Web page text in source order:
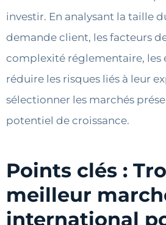
investir. En analysant la taille
demande client, les facteurs
complexité réglementaire, les
réduire les risques liés à leur
sélectionner les marchés
potentiel de croissance.
Points clés :
meilleur
international